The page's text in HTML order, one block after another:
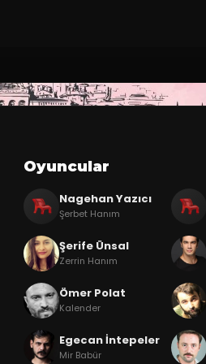
Oyuncular
Nagehan Yazıcı
Şerbet Hanım
Şerife Ünsal
Zerrin Hanım
Ömer Polat
Kalender
Egecan İntepeler
Mir Babür